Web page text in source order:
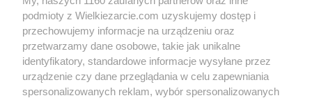
podmioty z Wielkiezarcie.com uzyskujemy dostęp i
przechowujemy informacje na urządzeniu oraz
przetwarzamy dane osobowe, takie jak unikalne
identyfikatory, standardowe informacje wysyłane przez
urządzenie czy dane przeglądania w celu zapewniania
spersonalizowanych reklam, wybór spersonalizowanych